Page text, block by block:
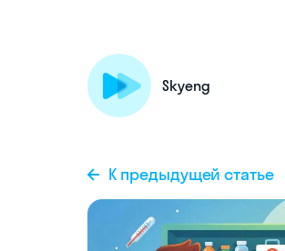
Skyeng
К предыдущей статье